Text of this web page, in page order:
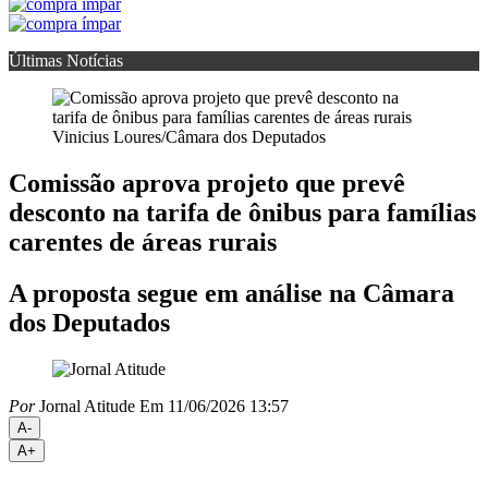
Últimas Notícias
Vinicius Loures/Câmara dos Deputados
Comissão aprova projeto que prevê
desconto na tarifa de ônibus para famílias
carentes de áreas rurais
A proposta segue em análise na Câmara
dos Deputados
PorJornal Atitude Em 11/06/2026 13:57
A-
A+